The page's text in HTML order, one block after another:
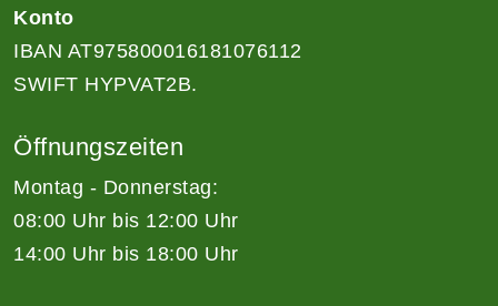
Konto
IBAN AT975800016181076112
SWIFT HYPVAT2B.
Öffnungszeiten
Montag - Donnerstag:
08:00 Uhr bis 12:00 Uhr
14:00 Uhr bis 18:00 Uhr